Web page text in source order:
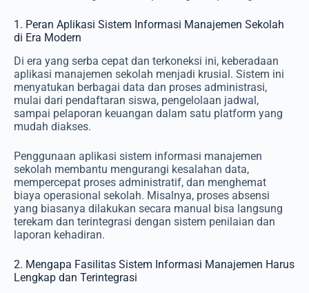
1. Peran Aplikasi Sistem Informasi Manajemen Sekolah
di Era Modern
Di era yang serba cepat dan terkoneksi ini, keberadaan
aplikasi manajemen sekolah menjadi krusial. Sistem ini
menyatukan berbagai data dan proses administrasi,
mulai dari pendaftaran siswa, pengelolaan jadwal,
sampai pelaporan keuangan dalam satu platform yang
mudah diakses.
Penggunaan aplikasi sistem informasi manajemen
sekolah membantu mengurangi kesalahan data,
mempercepat proses administratif, dan menghemat
biaya operasional sekolah. Misalnya, proses absensi
yang biasanya dilakukan secara manual bisa langsung
terekam dan terintegrasi dengan sistem penilaian dan
laporan kehadiran.
2. Mengapa Fasilitas Sistem Informasi Manajemen Harus
Lengkap dan Terintegrasi